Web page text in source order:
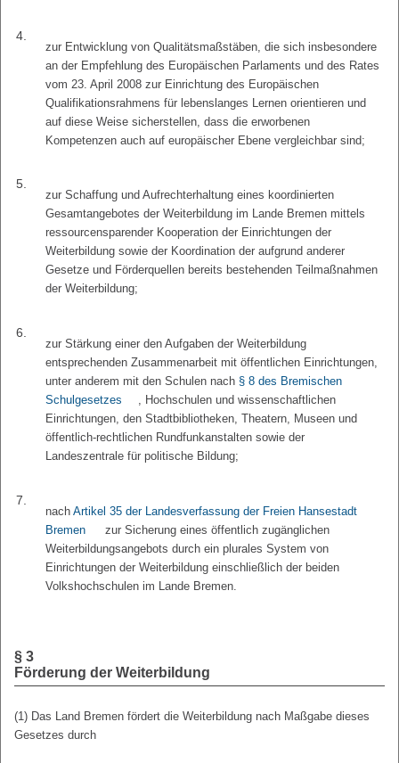
4.
zur Entwicklung von Qualitätsmaßstäben, die sich insbesondere
an der Empfehlung des Europäischen Parlaments und des Rates
vom 23. April 2008 zur Einrichtung des Europäischen
Qualifikationsrahmens für lebenslanges Lernen orientieren und
auf diese Weise sicherstellen, dass die erworbenen
Kompetenzen auch auf europäischer Ebene vergleichbar sind;
5.
zur Schaffung und Aufrechterhaltung eines koordinierten
Gesamtangebotes der Weiterbildung im Lande Bremen mittels
ressourcensparender Kooperation der Einrichtungen der
Weiterbildung sowie der Koordination der aufgrund anderer
Gesetze und Förderquellen bereits bestehenden Teilmaßnahmen
der Weiterbildung;
6.
zur Stärkung einer den Aufgaben der Weiterbildung
entsprechenden Zusammenarbeit mit öffentlichen Einrichtungen,
unter anderem mit den Schulen nach § 8 des Bremischen
Schulgesetzes
, Hochschulen und wissenschaftlichen
Einrichtungen, den Stadtbibliotheken, Theatern, Museen und
öffentlich-rechtlichen Rundfunkanstalten sowie der
Landeszentrale für politische Bildung;
7.
nachArtikel 35 der Landesverfassung der Freien Hansestadt
Bremen
zur Sicherung eines öffentlich zugänglichen
Weiterbildungsangebots durch ein plurales System von
Einrichtungen der Weiterbildung einschließlich der beiden
Volkshochschulen im Lande Bremen.
§ 3
Förderung der Weiterbildung
(1) Das Land Bremen fördert die Weiterbildung nach Maßgabe dieses
Gesetzes durch